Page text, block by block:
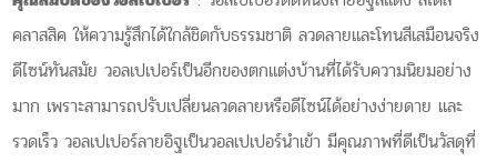
คลาสสิค ให้ความรู้สึกได้ใกล้ชิดกับธรรมชาติ ลวดลายและโทนสีเสมือนจริง
ดีไซน์ทันสมัย วอลเปเปอร์เป็นอีกของตกแต่งบ้านที่ได้รับความนิยมอย่าง
มาก เพราะสามารถปรับเปลี่ยนลวดลายหรือดีไซน์ได้อย่างง่ายดาย และ
รวดเร็ว วอลเปเปอร์ลายอิฐเป็นวอลเปเปอร์นำเข้า มีคุณภาพที่ดีเป็นวัสดุที่